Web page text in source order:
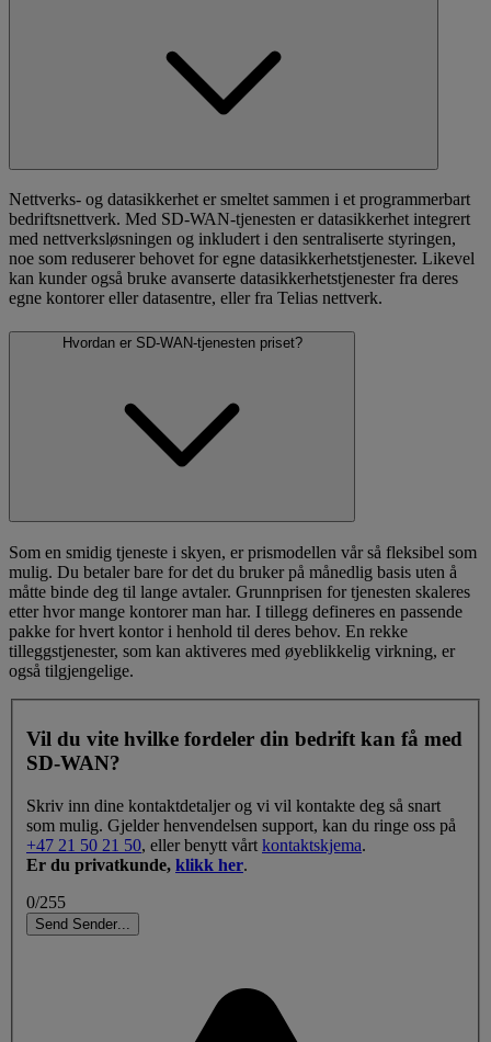
Nettverks- og datasikkerhet er smeltet sammen i et programmerbart
bedriftsnettverk. Med SD-WAN-tjenesten er datasikkerhet integrert
med nettverksløsningen og inkludert i den sentraliserte styringen,
noe som reduserer behovet for egne datasikkerhetstjenester. Likevel
kan kunder også bruke avanserte datasikkerhetstjenester fra deres
egne kontorer eller datasentre, eller fra Telias nettverk.
Hvordan er SD-WAN-tjenesten priset?
Som en smidig tjeneste i skyen, er prismodellen vår så fleksibel som
mulig. Du betaler bare for det du bruker på månedlig basis uten å
måtte binde deg til lange avtaler. Grunnprisen for tjenesten skaleres
etter hvor mange kontorer man har. I tillegg defineres en passende
pakke for hvert kontor i henhold til deres behov. En rekke
tilleggstjenester, som kan aktiveres med øyeblikkelig virkning, er
også tilgjengelige.
Vil du vite hvilke fordeler din bedrift kan få med
SD-WAN?
Skriv inn dine kontaktdetaljer og vi vil kontakte deg så snart
som mulig. Gjelder henvendelsen support, kan du ringe oss på
+47 21 50 21 50, eller benytt vårt kontaktskjema.
Er du privatkunde, klikk her.
0/255
Send Sender